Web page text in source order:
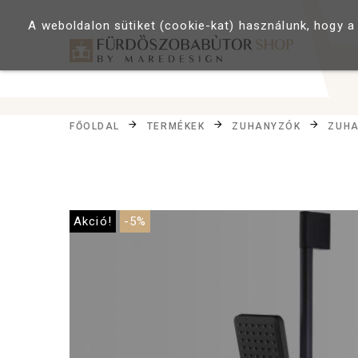
FŐOLDAL TERMÉKEK ZUHANYZÓK
Akció! -5%
A weboldalon sütiket (cookie-kat) használunk, hogy